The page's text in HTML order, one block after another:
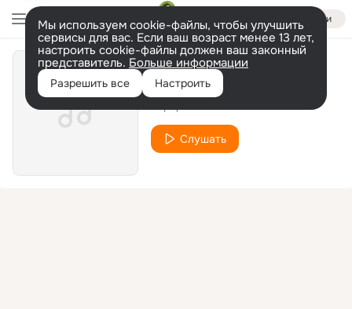
Войти
Мы используем cookie-файлы, чтобы улучшить
сервисы для вас. Если ваш возраст менее 13 лет,
настроить cookie-файлы должен ваш законный
представитель. Больше информации
Разрешить все Настроить
парарам
Слушать